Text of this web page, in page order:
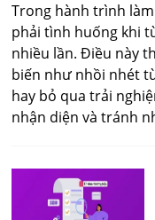
Trong hành trình
phải tình huống khi
nhiều lần. Điều này
biến như nhồi nhét
hay bỏ qua trải
nhận diện và tránh